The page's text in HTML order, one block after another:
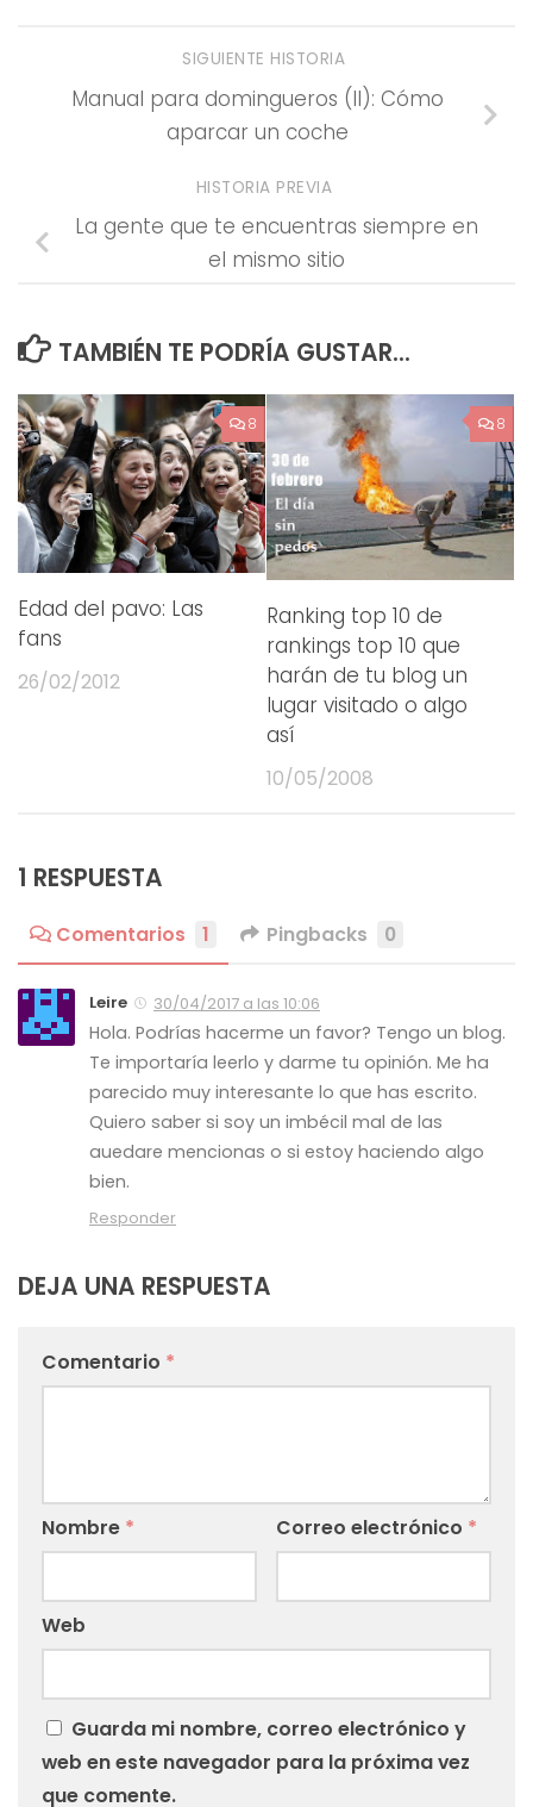
SIGUIENTE HISTORIA
Manual para domingueros (II): Cómo
aparcar un coche
HISTORIA PREVIA
La gente que te encuentras siempre en
el mismo sitio
TAMBIÉN TE PODRÍA GUSTAR...
8
Edad del pavo: Las
fans
26/02/2012
8
Ranking top 10 de
rankings top 10 que
harán de tu blog un
lugar visitado o algo
así
10/05/2008
1 RESPUESTA
Comentarios 1 Pingbacks 0
Leire 30/04/2017 a las 10:06
Hola. Podrías hacerme un favor? Tengo un blog.
Te importaría leerlo y darme tu opinión. Me ha
parecido muy interesante lo que has escrito.
Quiero saber si soy un imbécil mal de las
auedare mencionas o si estoy haciendo algo
bien.
Responder
DEJA UNA RESPUESTA
Comentario *
Nombre * Correo electrónico *
Web
Guarda mi nombre, correo electrónico y
web en este navegador para la próxima vez
que comente.